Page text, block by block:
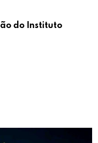
do Instituto